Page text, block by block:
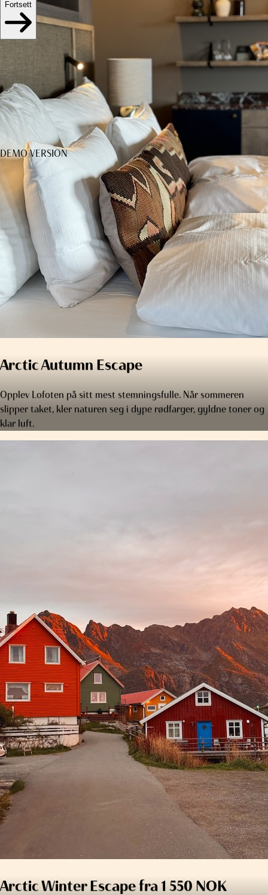
Arctic Autumn Escape
Opplev Lofoten på sitt mest stemningsfulle. Når sommeren
slipper taket, kler naturen seg i dype rødfarger, gyldne toner og
klar luft.
Arctic Winter Escape fra 1 550 NOK
Fortsett
DEMO VERSION